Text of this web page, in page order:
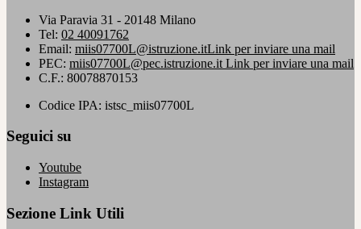
Via Paravia 31 - 20148 Milano
Tel: 02 40091762
Email: miis07700L@istruzione.itLink per inviare una mail
PEC: miis07700L@pec.istruzione.it Link per inviare una mail
C.F.: 80078870153
Codice IPA: istsc_miis07700L
Seguici su
Youtube
Instagram
Sezione Link Utili